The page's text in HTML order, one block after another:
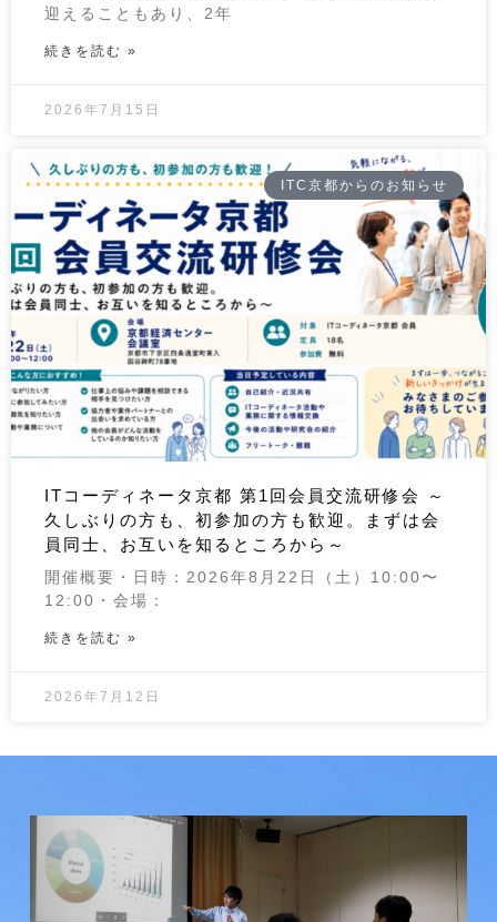
迎えることもあり、2年
続きを読む »
2026年7月15日
ITC京都からのお知らせ
ITコーディネータ京都 第1回会員交流研修会 ～
久しぶりの方も、初参加の方も歓迎。まずは会
員同士、お互いを知るところから～
開催概要・日時：2026年8月22日（土）10:00〜
12:00・会場：
続きを読む »
2026年7月12日